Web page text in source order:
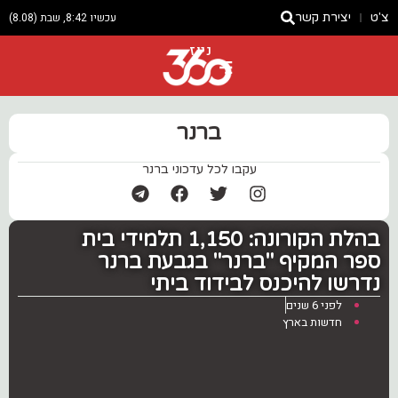
צ'ט יצירת קשר עכשיו 8:42, שבת (8.08)
ניוז
ברנר
עקבו לכל עדכוני ברנר
בהלת הקורונה: 1,150 תלמידי בית
ספר המקיף "ברנר" בגבעת ברנר
נדרשו להיכנס לבידוד ביתי
לפני 6 שנים
חדשות בארץ